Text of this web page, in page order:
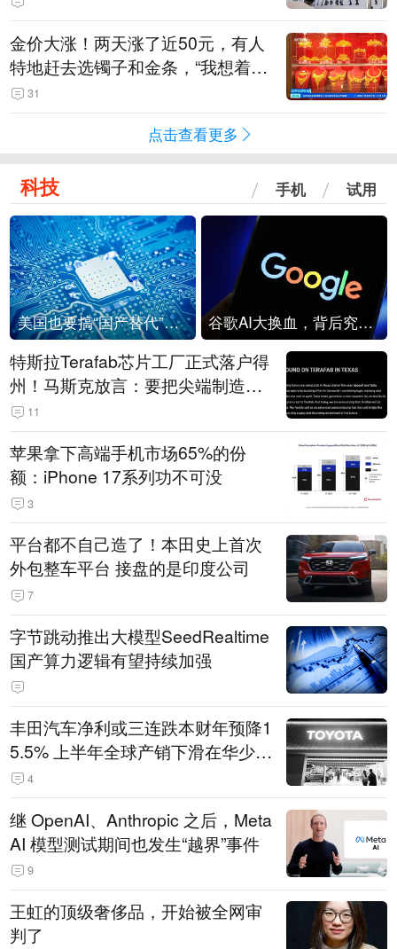
金价大涨！两天涨了近50元，有人
特地赶去选镯子和金条，“我想着买
起来可以保值，小批量进一些货”
31
点击查看更多
科技 手机 试用
美国也要搞“国产替代”？先算清三笔账 谷歌AI大换血，背后究竟发生了什么？
特斯拉Terafab芯片工厂正式落户得
州！马斯克放言：要把尖端制造带
回美国
11
苹果拿下高端手机市场65%的份
额：iPhone 17系列功不可没
3
平台都不自己造了！本田史上首次
外包整车平台 接盘的是印度公司
7
字节跳动推出大模型SeedRealtime
国产算力逻辑有望持续加强
丰田汽车净利或三连跌本财年预降1
5.5% 上半年全球产销下滑在华少卖
14.3万辆
4
继 OpenAI、Anthropic 之后，Meta
AI 模型测试期间也发生“越界”事件
9
王虹的顶级奢侈品，开始被全网审
判了